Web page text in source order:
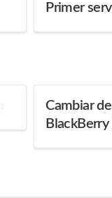
Primer
Cambiar